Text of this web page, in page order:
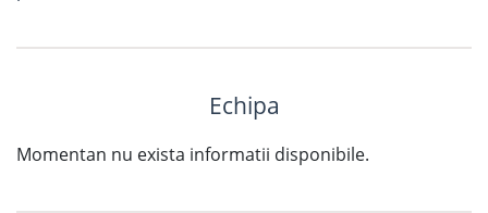
Echipa
Momentan nu exista informatii disponibile.